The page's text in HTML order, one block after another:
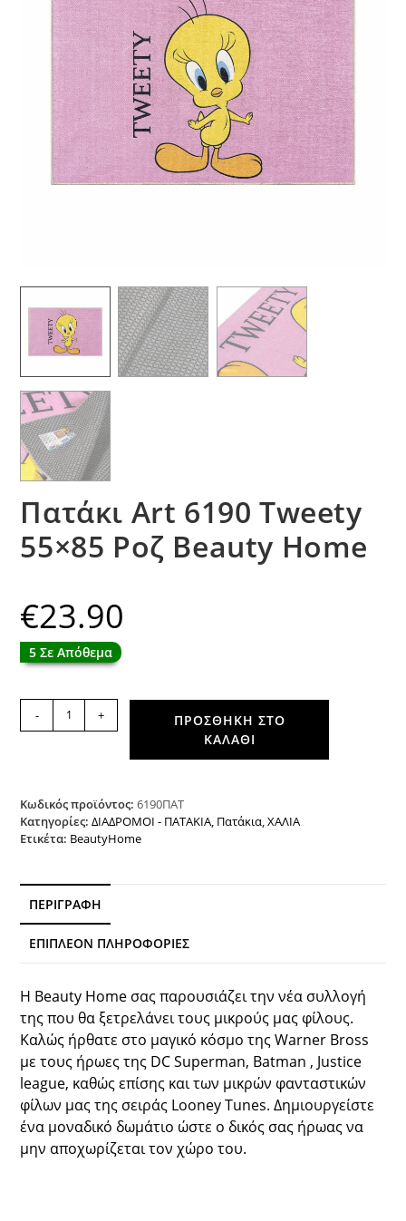
Πατάκι Art 6190 Tweety
55×85 Ροζ Beauty Home
€23.90
5 Σε Απόθεμα
Art
Ροζ
Beauty
Home
- +
ΠΡΟΣΘΉΚΗ ΣΤΟ
ΚΑΛΆΘΙ
Κωδικός προϊόντος:6190ΠΑΤ
Κατηγορίες:ΔΙΑΔΡΟΜΟΙ - ΠΑΤΑΚΙΑ, Πατάκια,ΧΑΛΙΑ
Ετικέτα: BeautyHome
ΠΕΡΙΓΡΑΦΉ
ΕΠΙΠΛΈΟΝ ΠΛΗΡΟΦΟΡΊΕΣ
Η Beauty Home σας παρουσιάζει την νέα συλλογή
της που θα ξετρελάνει τους μικρούς μας φίλους.
Καλώς ήρθατε στο μαγικό κόσμο της Warner Bross
με τους ήρωες της DC Superman, Batman , Justice
league, καθώς επίσης και των μικρών φανταστικών
φίλων μας της σειράς Looney Tunes. Δημιουργείστε
ένα μοναδικό δωμάτιο ώστε ο δικός σας ήρωας να
μην αποχωρίζεται τον χώρο του.